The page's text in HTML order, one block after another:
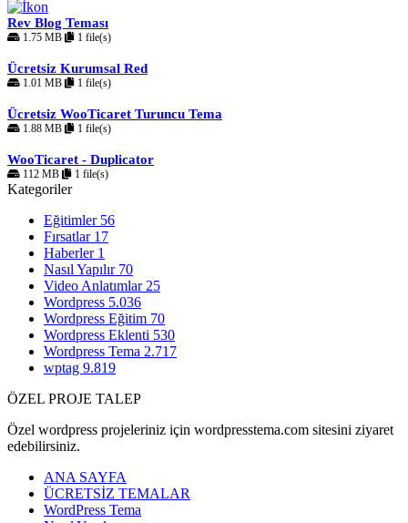
Rev Blog Teması
1.75 MB 1 file(s)
Ücretsiz Kurumsal Red
1.01 MB 1 file(s)
Ücretsiz WooTicaret Turuncu Tema
1.88 MB 1 file(s)
WooTicaret - Duplicator
112 MB 1 file(s)
Kategoriler
Eğitimler 56
Fırsatlar 17
Haberler 1
Nasıl Yapılır 70
Video Anlatımlar 25
Wordpress 5.036
Wordpress Eğitim 70
Wordpress Eklenti 530
Wordpress Tema 2.717
wptag 9.819
ÖZEL PROJE TALEP
Özel wordpress projeleriniz için wordpresstema.com sitesini ziyaret
edebilirsiniz.
ANA SAYFA
ÜCRETSİZ TEMALAR
WordPress Tema